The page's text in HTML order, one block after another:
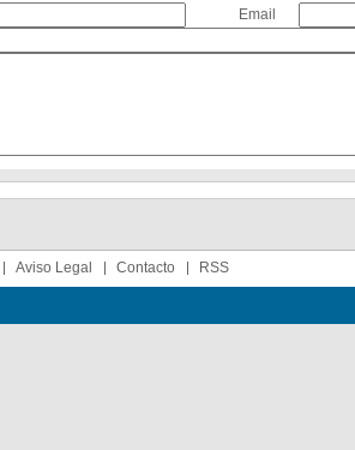
Email
Aviso Legal Contacto RSS